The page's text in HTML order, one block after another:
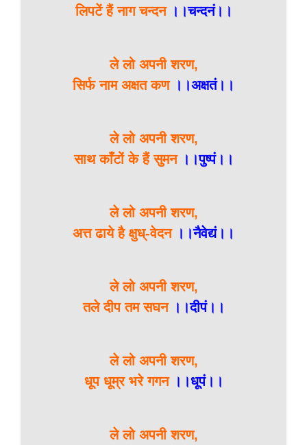
लिपटें हैं नाग चन्दन ।।चन्दनं।।
ले लो अपनी शरण,
सिर्फ नाम अक्षत कण।।अक्षतं।।
ले लो अपनी शरण,
साथ काँटों के हैं सुमन ।।पुष्पं।।
ले लो अपनी शरण,
अत्त ढाये है क्षुध्-वेदन।।नैवेद्यं।।
ले लो अपनी शरण,
तले दीप तम सघन।।दीपं।।
ले लो अपनी शरण,
धूप धूम्र भरे गगन।।धूपं।।
ले लो अपनी शरण,